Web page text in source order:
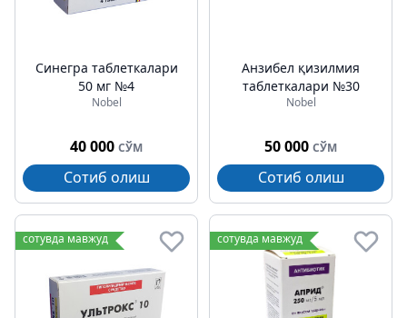
Синегра таблеткалари
50 мг №4
Nobel
40 000 СЎМ
Сотиб олиш
Анзибел қизилмия
таблеткалари №30
Nobel
50 000 СЎМ
Сотиб олиш
сотувда мавжуд сотувда мавжуд